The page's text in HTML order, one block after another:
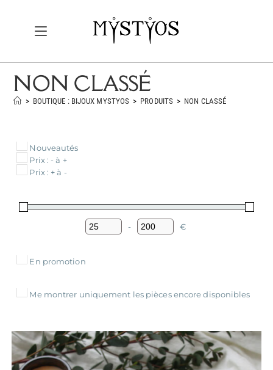
NON CLASSÉ
> BOUTIQUE : BIJOUX MYSTYOS > PRODUITS > NON CLASSÉ
Nouveautés
Prix : - à +
Prix : + à -
Minimum Price
-
Maximum Price
€
En promotion
Me montrer uniquement les pièces encore disponibles